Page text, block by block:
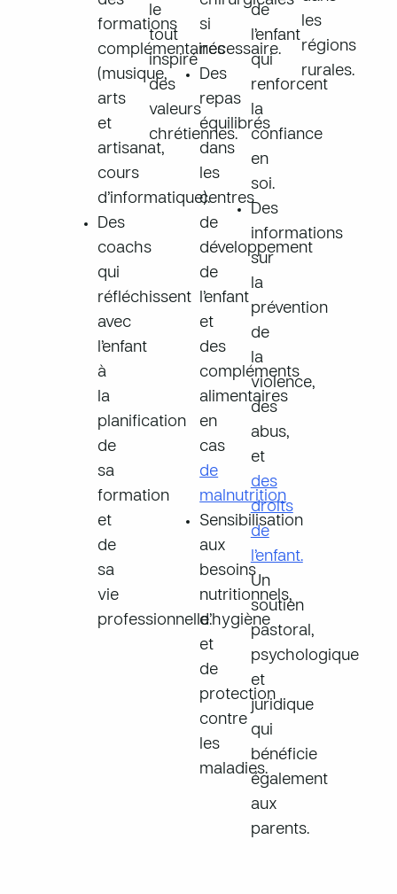
formations
complémentaires
(musique,
arts
et
artisanat,
cours
d’informatique).
Des
coachs
qui
réfléchissent
avec
l’enfant
à
la
planification
de
sa
formation
et
de
sa
vie
professionnelle.
le
tout
inspiré
des
valeurs
chrétiennes.
si
nécessaire.
Des
repas
équilibrés
dans
les
centres
de
développement
de
l’enfant
et
des
compléments
alimentaires
en
cas
de
malnutrition
Sensibilisation
aux
besoins
nutritionnels,
d’hygiène
et
de
protection
contre
les
maladies.
de
l’enfant
qui
renforcent
la
confiance
en
soi.
Des
informations
sur
la
prévention
de
la
violence,
des
abus,
et
des
droits
de
l’enfant.
Un
soutien
pastoral,
psychologique
et
juridique
qui
bénéficie
également
aux
parents.
les
régions
rurales.